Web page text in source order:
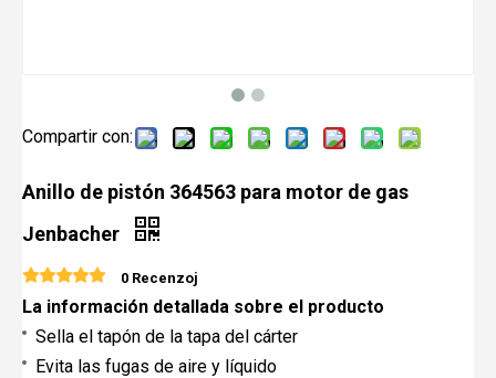
Compartir con:
Anillo de pistón 364563 para motor de gas
Jenbacher
0 Recenzoj
La información detallada sobre el producto
Sella el tapón de la tapa del cárter
Evita las fugas de aire y líquido